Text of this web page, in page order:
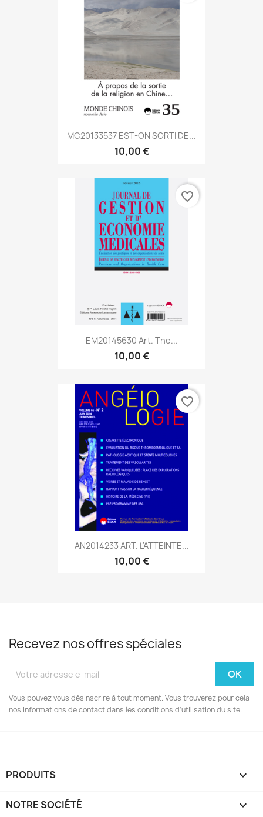
MC20133537 EST-ON SORTI DE...
10,00 €
EM20145630 Art. The...
10,00 €
favorite_border
AN2014233 ART. L'ATTEINTE...
10,00 €
favorite_border
Recevez nos offres spéciales
Vous pouvez vous désinscrire à tout moment. Vous trouverez pour cela
nos informations de contact dans les conditions d'utilisation du site.
PRODUITS 
NOTRE SOCIÉTÉ 